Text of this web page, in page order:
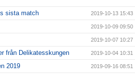
sista match 2019-10-13 15:43
2019-10-09 09:50
2019-10-07 10:27
från Delikatesskungen 2019-10-04 10:31
2019 2019-09-16 08:51